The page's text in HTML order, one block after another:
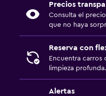
Precios
Consulta el
que no haya
Reserva con
Encuentra carros
limpieza profunda.
Alertas